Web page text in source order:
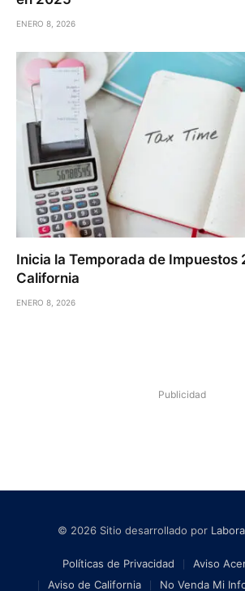
ENERO 8, 2026
Inicia la Temporada de Impuestos
California
ENERO 8, 2026
Publicidad
© 2026 Sitio desarrollado por
Políticas de Privacidad
Aviso
Aviso de California
No Venda Mi